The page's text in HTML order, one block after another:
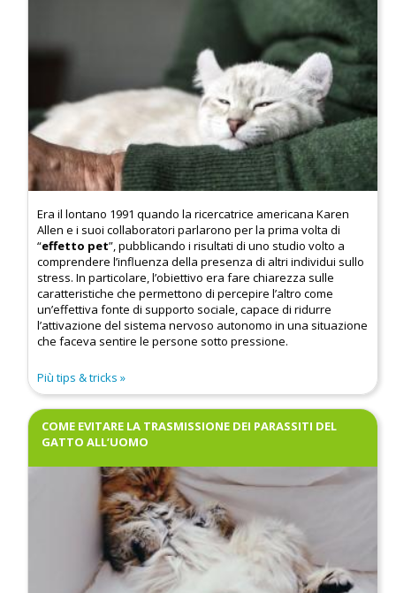
Era il lontano 1991 quando la ricercatrice americana Karen
Allen e i suoi collaboratori parlarono per la prima volta di
“effetto pet”, pubblicando i risultati di uno studio volto a
comprendere l’influenza della presenza di altri individui sullo
stress. In particolare, l’obiettivo era fare chiarezza sulle
caratteristiche che permettono di percepire l’altro come
un’effettiva fonte di supporto sociale, capace di ridurre
l’attivazione del sistema nervoso autonomo in una situazione
che faceva sentire le persone sotto pressione.
Più tips & tricks
COME EVITARE LA TRASMISSIONE DEI PARASSITI DEL
GATTO ALL’UOMO